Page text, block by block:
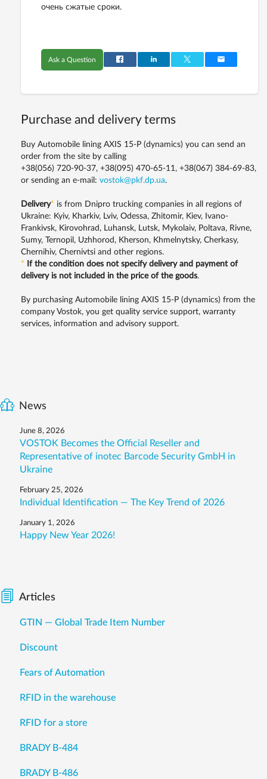
очень сжатые сроки.
Ask a Question
Purchase and delivery terms
Buy Automobile lining AXIS 15-P (dynamics) you can send an
order from the site by calling
+38(056) 720-90-37, +38(095) 470-65-11, +38(067) 384-69-83,
or sending an e-mail: vostok@pkf.dp.ua.
Delivery* is from Dnipro trucking companies in all regions of
Ukraine: Kyiv, Kharkiv, Lviv, Odessa, Zhitomir, Kiev, Ivano-
Frankivsk, Kirovohrad, Luhansk, Lutsk, Mykolaiv, Poltava, Rivne,
Sumy, Ternopil, Uzhhorod, Kherson, Khmelnytsky, Cherkasy,
Chernihiv, Chernivtsi and other regions.
*
If the condition does not specify delivery and payment of
delivery is not included in the price of the goods.
By purchasing Automobile lining AXIS 15-P (dynamics) from the
company Vostok, you get quality service support, warranty
services, information and advisory support.
News
June 8, 2026
VOSTOK Becomes the Official Reseller and
Representative of inotec Barcode Security GmbH in
Ukraine
February 25, 2026
Individual Identification — The Key Trend of 2026
January 1, 2026
Happy New Year 2026!
Articles
GTIN — Global Trade Item Number
Discount
Fears of Automation
RFID in the warehouse
RFID for a store
BRADY B-484
BRADY B-486